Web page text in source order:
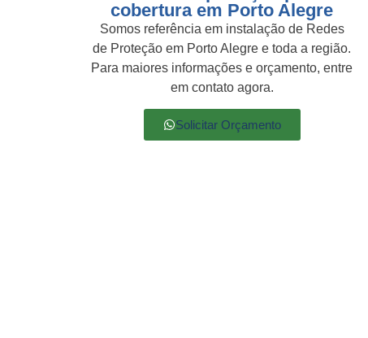
cobertura em Porto Alegre
Somos referência em instalação de Redes
de Proteção em Porto Alegre e toda a região.
Para maiores informações e orçamento, entre
em contato agora.
Solicitar Orçamento